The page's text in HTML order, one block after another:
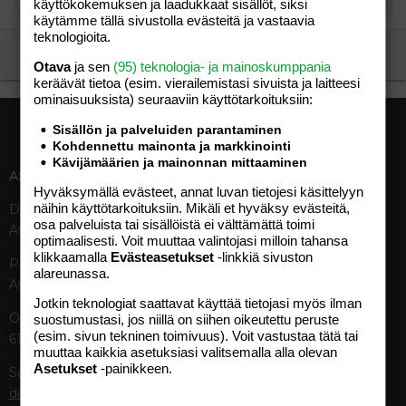
ASIAKASPALVELU
Digipalvelut (09) 156 6227
Avoinna ma–pe 8–19
Painettu lehti (09) 156 665
Avoinna ma–pe 8–19
Otavamedian vaihde (09) 156
61
Sähköposti (digi)
digi@otavamedia.fi
Tekniset tiedot, aikataulut ja
ilmoitushinnat
Tietoa verkon kävijöistä
Käyttöehdot
TUOTTEET
käyttökokemuksen ja laadukkaat sisällöt, siksi
käytämme tällä sivustolla evästeitä ja vastaavia
teknologioita.
Otavaja sen (95) teknologia- ja mainoskumppania
keräävät tietoa (esim. vierailemis­tasi sivuista ja laitteesi
ominaisuuk­sista) seuraaviin käyttötarkoituksiin:
Sisällön ja palveluiden parantaminen
Kohdennettu mainonta ja markkinointi
Kävijämäärien ja mainonnan mittaaminen
Hyväksymällä evästeet, annat luvan tietojesi käsittelyyn
näihin käyttötarkoituksiin. Mikäli et hyväksy evästeitä,
osa palveluista tai sisällöistä ei välttämättä toimi
optimaalisesti. Voit muuttaa valintojasi milloin tahansa
klikkaamalla Evästeasetukset -linkkiä sivuston
alareunassa.
Jotkin teknologiat saattavat käyttää tietojasi myös ilman
suostumustasi, jos niillä on siihen oikeutettu peruste
(esim. sivun tekninen toimivuus). Voit vastustaa tätä tai
muuttaa kaikkia asetuksiasi valitsemalla alla olevan
Asetukset -painikkeen.